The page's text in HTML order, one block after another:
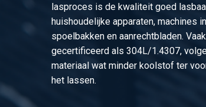
100 Mu
lasproces is de kwaliteit goed
huishoudelijke apparaten, machines
spoelbakken en aanrechtbladen.
gecertificeerd als 304L/1.4307,
materiaal wat minder koolstof ter
het lassen.